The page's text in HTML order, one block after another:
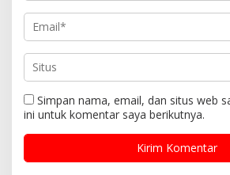
Simpan nama, email, dan situs web
ini untuk komentar saya berikutnya.